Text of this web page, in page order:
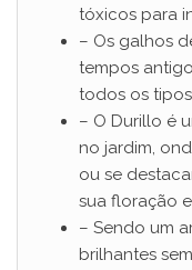
tóxicos para
– Os galhos
tempos
todos os
– O Durillo é
no jardim,
ou se
sua floração
– Sendo um
brilhantes